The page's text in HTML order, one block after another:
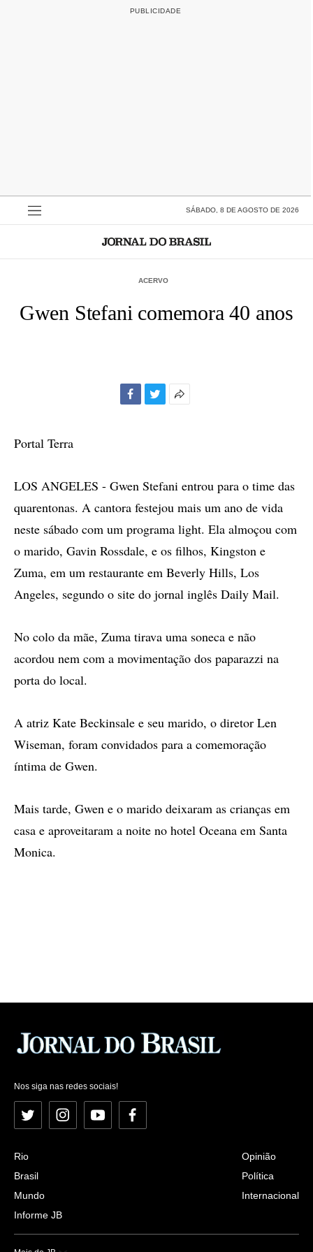
SÁBADO, 8 DE AGOSTO DE 2026
ACERVO
Gwen Stefani comemora 40 anos
Portal Terra
LOS ANGELES - Gwen Stefani entrou para o time das
quarentonas. A cantora festejou mais um ano de vida
neste sábado com um programa light. Ela almoçou com
o marido, Gavin Rossdale, e os filhos, Kingston e
Zuma, em um restaurante em Beverly Hills, Los
Angeles, segundo o site do jornal inglês Daily Mail.
No colo da mãe, Zuma tirava uma soneca e não
acordou nem com a movimentação dos paparazzi na
porta do local.
A atriz Kate Beckinsale e seu marido, o diretor Len
Wiseman, foram convidados para a comemoração
íntima de Gwen.
Mais tarde, Gwen e o marido deixaram as crianças em
casa e aproveitaram a noite no hotel Oceana em Santa
Monica.
Nos siga nas redes sociais!
Twitter InstagramYouTubeFacebook
Rio
Brasil
Mundo
Informe JB
Opinião
Política
Internacional